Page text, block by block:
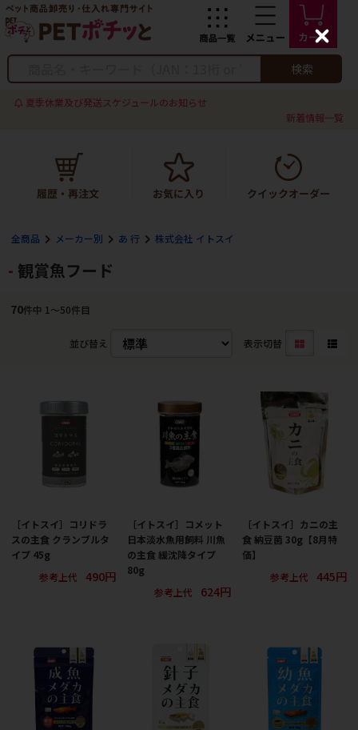
検索
夏季休業及び発送スケジュールのお知らせ
新着情報一覧
全商品 メーカー別 あ 行 株式会社 イトスイ
観賞魚フード
70件中 1〜50件目
並び替え 表示切替
［イトスイ］コリドラ
スの主食 クランブルタ
イプ 45g
参考上代
490円
［イトスイ］コメット
日本淡水魚用飼料 川魚
の主食 緩沈降タイプ
80g
参考上代
624円
［イトスイ］カニの主
食 納豆菌 30g【8月特
価】
参考上代
445円
C
l
s